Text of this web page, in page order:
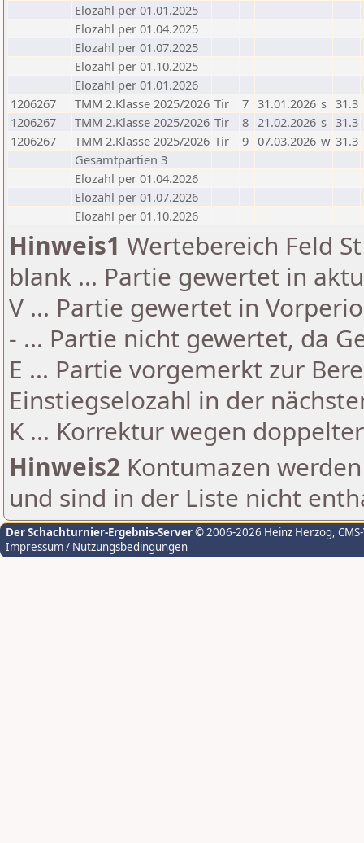
Elozahl per 01.01.2025
Elozahl per 01.04.2025
Elozahl per 01.07.2025
Elozahl per 01.10.2025
Elozahl per 01.01.2026
1206267
TMM 2.Klasse 2025/2026 Tir 7 31.01.2026 s 31.3
1206267
TMM 2.Klasse 2025/2026 Tir 8 21.02.2026 s 31.3
1206267
TMM 2.Klasse 2025/2026 Tir 9 07.03.2026 w 31.3
Gesamtpartien 3
Elozahl per 01.04.2026
Elozahl per 01.07.2026
Elozahl per 01.10.2026
Hinweis1 Wertebereich Feld
blank ... Partie gewertet in
V ... Partie gewertet in
- ... Partie nicht gewertet, da
E ... Partie vorgemerkt zur
Einstiegselozahl in der
K ... Korrektur wegen
Hinweis2 Kontumazen
und sind in der Liste nicht
Der Schachturnier-Ergebnis-Server© 2006-2026 Heinz Herzog,
Impressum / Nutzungsbedingungen